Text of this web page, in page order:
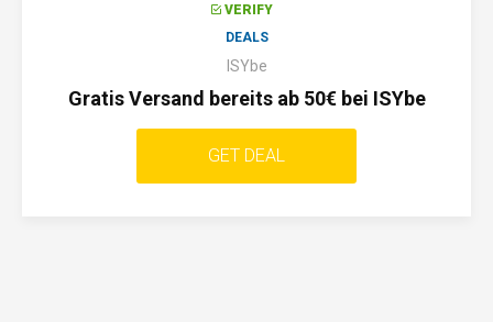
VERIFY
DEALS
ISYbe
Gratis Versand bereits ab 50€ bei ISYbe
GET DEAL